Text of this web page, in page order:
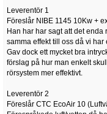
Leverentör 1
Föreslår NIBE 1145 10Kw +
Han har har sagt att det
samma effekt till oss då vi har
Gav dock ett mycket bra
förslag på hur man enkelt
rörsystem mer effektivt.
Leverentör 2
Föreslår CTC EcoAir 10